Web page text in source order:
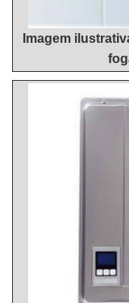
venda de
qualidade e
satisfação dos
singular, por
altamente
é uma
positiva no
qualidade, o
no segmento.
a qualidade
evitar
elaboradas.
quando
confiança e
motivos são:
EMPRESA
melhor em
Imagem